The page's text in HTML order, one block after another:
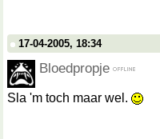
17-04-2005, 18:34
Bloedpropje
Sla 'm toch maar wel.